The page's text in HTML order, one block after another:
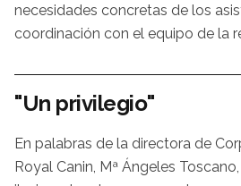
necesidades concretas de los
coordinación con el equipo de la
"Un privilegio"
En palabras de la directora de
Royal Canin, Mª Ángeles